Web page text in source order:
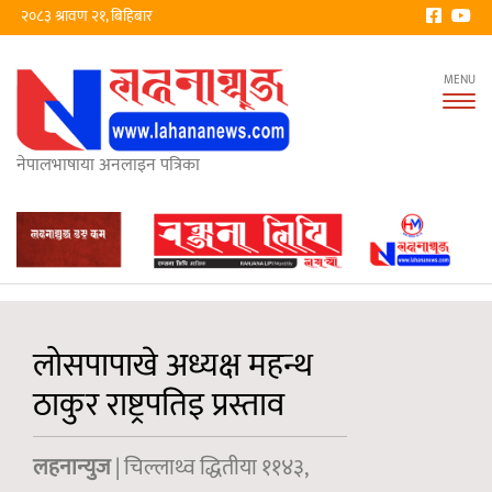
२०८३ श्रावण २१, बिहिबार
नेपालभाषाया अनलाइन पत्रिका
लोसपापाखे अध्यक्ष महन्थ
ठाकुर राष्ट्रपतिइ प्रस्ताव
लहनान्युज| चिल्लाथ्व द्धितीया ११४३,